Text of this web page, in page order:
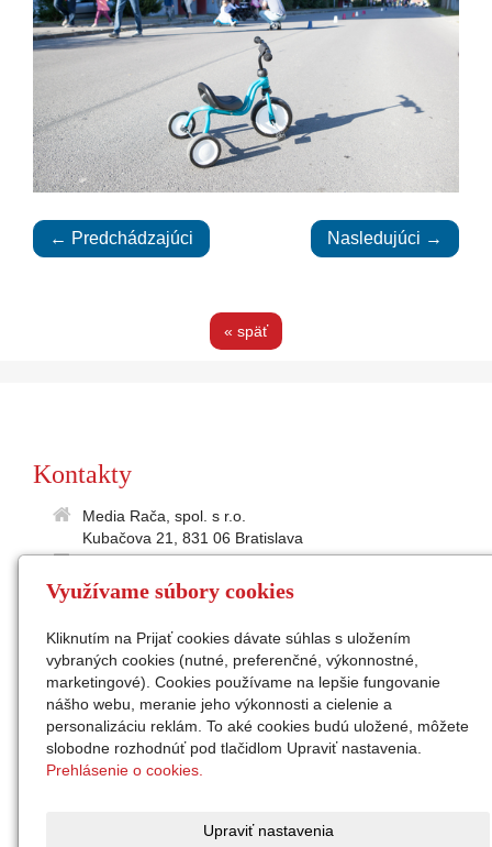
← Predchádzajúci Nasledujúci →
« späť
Kontakty
Media Rača, spol. s r.o.
Kubačova 21, 831 06 Bratislava
2021865197
medialne@raca.sk
Sekretariát: 02/49 11 24 31
konateľ: Ing. Peter Semanco
Facebook
Instagram
Využívame súbory cookies
Kliknutím na Prijať cookies dávate súhlas s uložením
vybraných cookies (nutné, preferenčné, výkonnostné,
marketingové). Cookies používame na lepšie fungovanie
nášho webu, meranie jeho výkonnosti a cielenie a
personalizáciu reklám. To aké cookies budú uložené, môžete
slobodne rozhodnúť pod tlačidlom Upraviť nastavenia.
Prehlásenie o cookies.
Upraviť nastavenia